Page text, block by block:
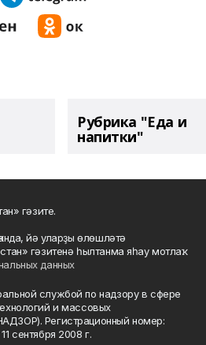
Рубрика "Еда и
напитки"
гәзите.
йә уларҙы өлөшләтә
гәзитенә һылтанма яһау мотлаҡ.
данных
службой по надзору в сфере
и массовых
Регистрационный номер:
сентября 2008 г.